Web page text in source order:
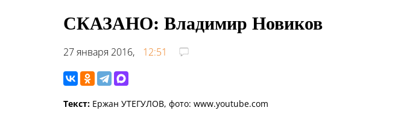
СКАЗАНО: Владимир Новиков
27 января 2016, 12:51
Текст: Ержан УТЕГУЛОВ, фото: www.youtube.com